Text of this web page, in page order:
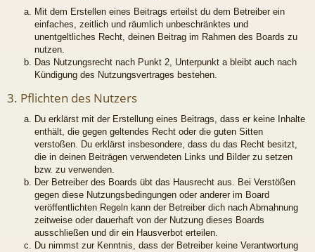
Mit dem Erstellen eines Beitrags erteilst du dem Betreiber ein
einfaches, zeitlich und räumlich unbeschränktes und
unentgeltliches Recht, deinen Beitrag im Rahmen des Boards zu
nutzen.
Das Nutzungsrecht nach Punkt 2, Unterpunkt a bleibt auch nach
Kündigung des Nutzungsvertrages bestehen.
3. Pflichten des Nutzers
Du erklärst mit der Erstellung eines Beitrags, dass er keine Inhalte
enthält, die gegen geltendes Recht oder die guten Sitten
verstoßen. Du erklärst insbesondere, dass du das Recht besitzt,
die in deinen Beiträgen verwendeten Links und Bilder zu setzen
bzw. zu verwenden.
Der Betreiber des Boards übt das Hausrecht aus. Bei Verstößen
gegen diese Nutzungsbedingungen oder anderer im Board
veröffentlichten Regeln kann der Betreiber dich nach Abmahnung
zeitweise oder dauerhaft von der Nutzung dieses Boards
ausschließen und dir ein Hausverbot erteilen.
Du nimmst zur Kenntnis, dass der Betreiber keine Verantwortung